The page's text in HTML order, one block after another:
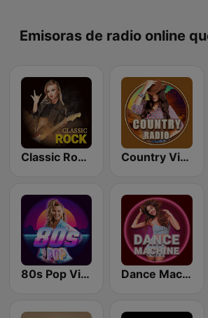
Emisoras de radio online
Classic Rock Station Country Vibes
80s Pop Vibes Dance Machine